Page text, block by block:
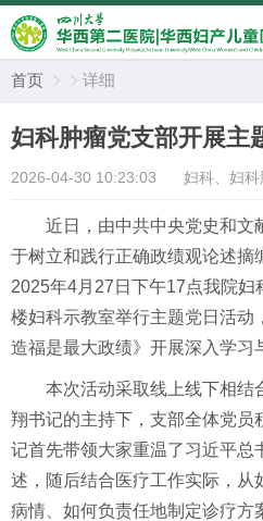
首页   详细
妇科肿瘤党支部开展主
2026-04-30 10:23:03 妇科、妇
近日，由中共中央党史和文
于树立和践行正确政绩观论述摘
2025年4月27日下午17点我院
楼妇科示教室举行主题党日活动
造福是最大政绩》开展深入学习
本次活动采取线上线下相结
翔书记的主持下，支部全体党员
记首先带领大家重温了习近平总
述，随后结合医疗工作实际，从
病情、如何负责任地制定诊疗方